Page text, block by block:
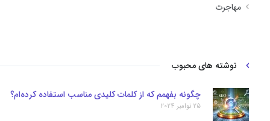
مهاجرت
نوشته های محبوب
چگونه بفهمم که از کلمات کلیدی مناسب استفاده کرده‌ام؟
25 نوامبر 2024